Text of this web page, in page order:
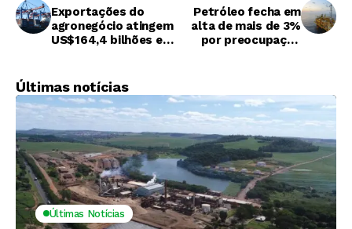
Exportações do
agronegócio atingem
US$164,4 bilhões em
Petróleo fecha em
alta de mais de 3%
por preocupação
Últimas notícias
Últimas Notícias